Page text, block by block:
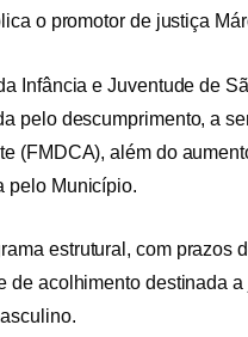
o promotor de justiça
Infância e Juventude de
pelo descumprimento, a
(FMDCA), além do
pelo Município.
estrutural, com prazos
de acolhimento destinada